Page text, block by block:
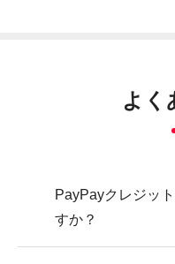
よく
PayPayクレジッ
すか？